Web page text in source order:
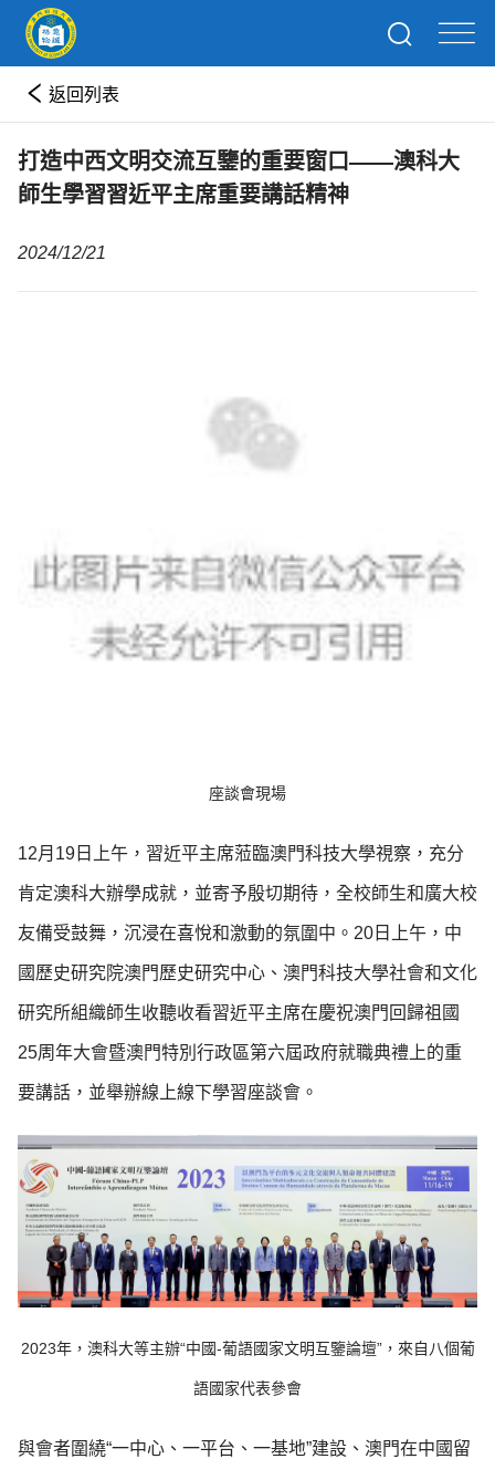
返回列表
打造中西文明交流互鑒的重要窗口——澳科大
師生學習習近平主席重要講話精神
2024/12/21
座談會現場
12月19日上午，習近平主席蒞臨澳門科技大學視察，充分
肯定澳科大辦學成就，並寄予殷切期待，全校師生和廣大校
友備受鼓舞，沉浸在喜悅和激動的氛圍中。20日上午，中
國歷史研究院澳門歷史研究中心、澳門科技大學社會和文化
研究所組織師生收聽收看習近平主席在慶祝澳門回歸祖國
25周年大會暨澳門特別行政區第六屆政府就職典禮上的重
要講話，並舉辦線上線下學習座談會。
2023年，澳科大等主辦“中國-葡語國家文明互鑒論壇”，來自八個葡
語國家代表參會
與會者圍繞“一中心、一平台、一基地”建設、澳門在中國留